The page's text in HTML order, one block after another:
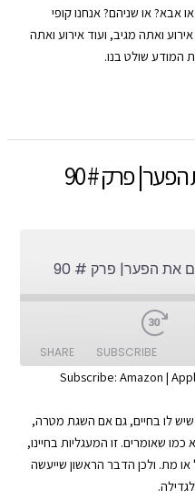
או שניהם? אנחנו קופי
ואתה מגיב, ועוד אירוע ואתה
המודע שולט בנו.
פרק # 90
הפער| פרק # 90
SUBSCRIBE
SHARE
YouTube
Subscribe: Amazon |
לו בחיים, גם אם השגת מטרה,
שאומרים. זו המעגליות בחיינו,
מת. ולכן הדבר הראשון שייעשה